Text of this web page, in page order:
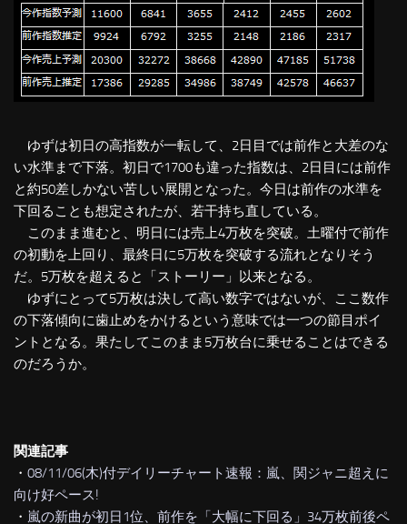
ゆずは初日の高指数が一転して、2日目では前作と大差のな
い水準まで下落。初日で1700も違った指数は、2日目には前作
と約50差しかない苦しい展開となった。今日は前作の水準を
下回ることも想定されたが、若干持ち直している。
このまま進むと、明日には売上4万枚を突破。土曜付で前作
の初動を上回り、最終日に5万枚を突破する流れとなりそう
だ。5万枚を超えると「ストーリー」以来となる。
ゆずにとって5万枚は決して高い数字ではないが、ここ数作
の下落傾向に歯止めをかけるという意味では一つの節目ポイ
ントとなる。果たしてこのまま5万枚台に乗せることはできる
のだろうか。
関連記事
・ 08/11/06(木)付デイリーチャート速報：嵐、関ジャニ超えに
向け好ペース!
・ 嵐の新曲が初日1位、前作を「大幅に下回る」34万枚前後ペ